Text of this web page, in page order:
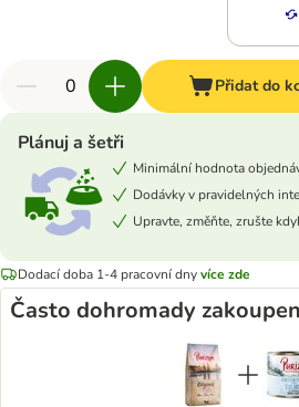
Přidat do
Plánuj a šetři
Minimální hodnota
Dodávky v pravidelných
Upravte, změňte, zrušte
Dodací doba 1-4 pracovní dnyvíce zde
Často dohromady